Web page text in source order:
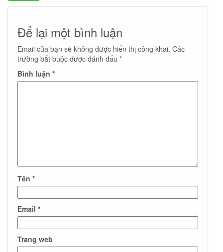
Để lại một bình luận
Email của bạn sẽ không được hiển thị công khai. Các
trường bắt buộc được đánh dấu *
Bình luận *
Tên *
Email *
Trang web